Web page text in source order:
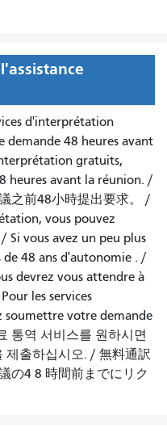
d'interprétation
48 heures avant
gratuits,
heures avant la réunion. /
之前48小時提出要求。 /
vous pouvez
/ Si vous avez un peu plus
de 48 ans d'autonomie . /
devrez vous attendre à
Pour les services
votre demande
통역 서비스를 원하시면
제출하십시오. / 無料通訳
の4 8 時間前までにリク